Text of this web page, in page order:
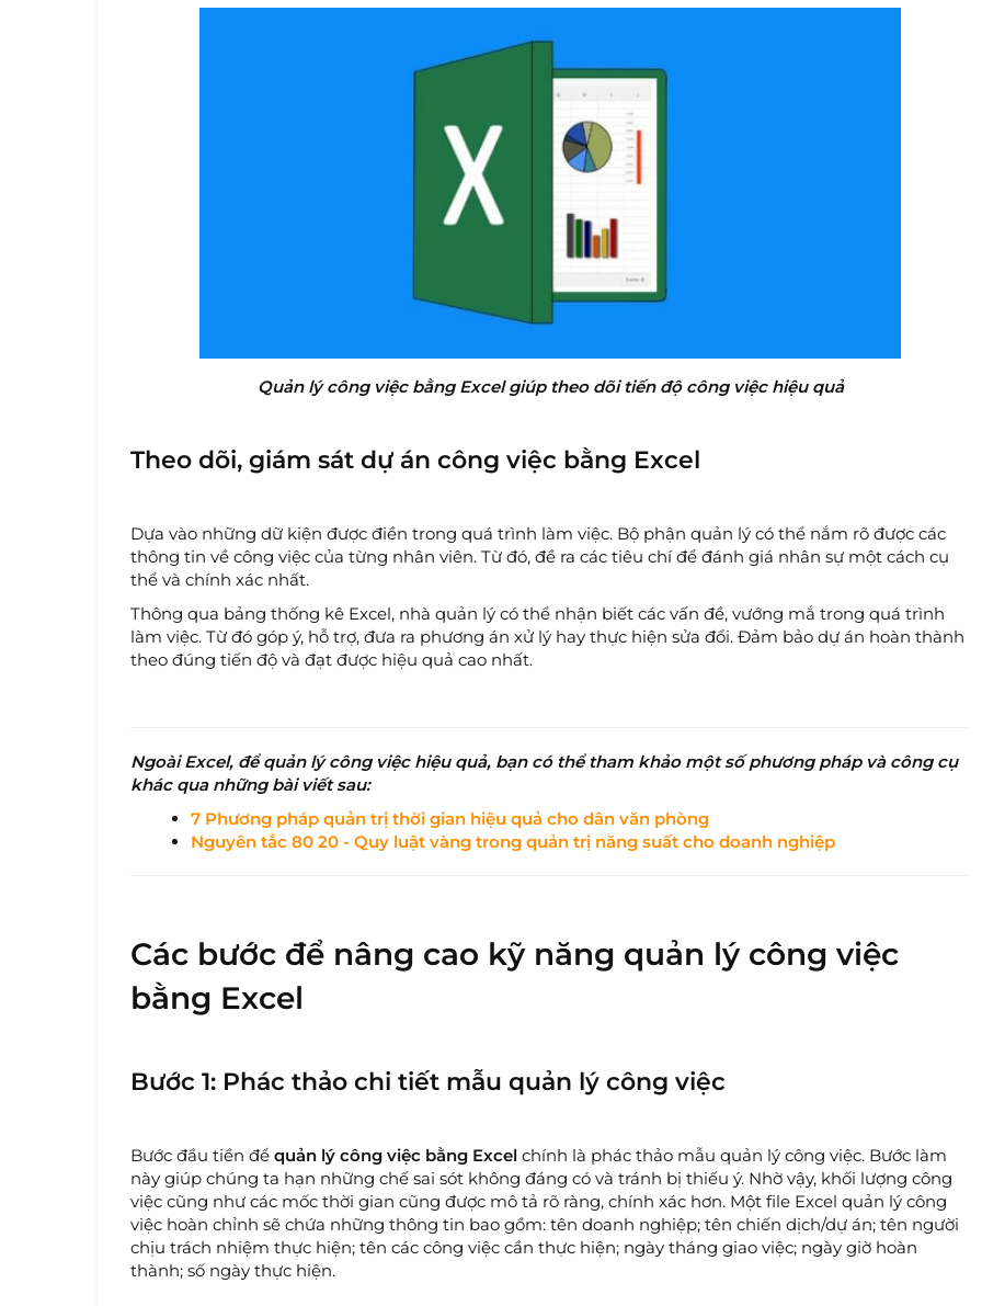
Quản lý công việc bằng Excel giúp theo dõi tiến độ công việc hiệu quả
Theo dõi, giám sát dự án công việc bằng Excel
Dựa vào những dữ kiện được điền trong quá trình làm việc. Bộ phận quản lý có thể nắm rõ được các
thông tin về công việc của từng nhân viên. Từ đó, đề ra các tiêu chí để đánh giá nhân sự một cách cụ
thể và chính xác nhất.
Thông qua bảng thống kê Excel, nhà quản lý có thể nhận biết các vấn đề, vướng mắ trong quá trình
làm việc. Từ đó góp ý, hỗ trợ, đưa ra phương án xử lý hay thực hiện sửa đổi. Đảm bảo dự án hoàn thành
theo đúng tiến độ và đạt được hiệu quả cao nhất.
Ngoài Excel, để quản lý công việc hiệu quả, bạn có thể tham khảo một số phương pháp và công cụ
khác qua những bài viết sau:
7 Phương pháp quản trị thời gian hiệu quả cho dân văn phòng
Nguyên tắc 80 20 - Quy luật vàng trong quản trị năng suất cho doanh nghiệp
Các bước để nâng cao kỹ năng quản lý công việc
bằng Excel
Bước 1: Phác thảo chi tiết mẫu quản lý công việc
Bước đầu tiền đểquản lý công việc bằng Excel chính là phác thảo mẫu quản lý công việc. Bước làm
này giúp chúng ta hạn những chế sai sót không đáng có và tránh bị thiếu ý. Nhờ vậy, khối lượng công
việc cũng như các mốc thời gian cũng được mô tả rõ ràng, chính xác hơn. Một file Excel quản lý công
việc hoàn chỉnh sẽ chứa những thông tin bao gồm: tên doanh nghiệp; tên chiến dịch/dự án; tên người
chịu trách nhiệm thực hiện; tên các công việc cần thực hiện; ngày tháng giao việc; ngày giờ hoàn
thành; số ngày thực hiện.